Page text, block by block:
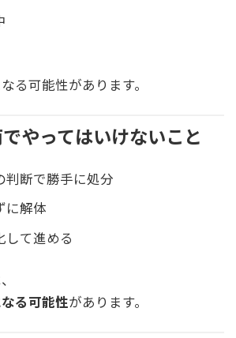
る可能性があります。
やってはいけないこと
判断で勝手に処分
に解体
して進める
る可能性があります。